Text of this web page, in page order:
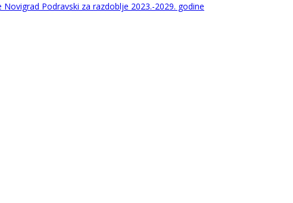
Podravski za razdoblje 2023.-2029. godine